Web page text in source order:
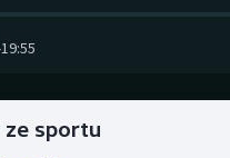
19:55
sportu